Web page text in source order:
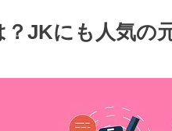
JKにも人気の